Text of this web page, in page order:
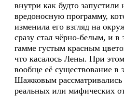
внутри как будто запустили
вредоносную программу,
изменила его взгляд на
сразу стал чёрно-белым, и в
гамме густым красным
что касалось Лены. При
вообще её существование в
Шажковым рассматривались
реальных или мифических